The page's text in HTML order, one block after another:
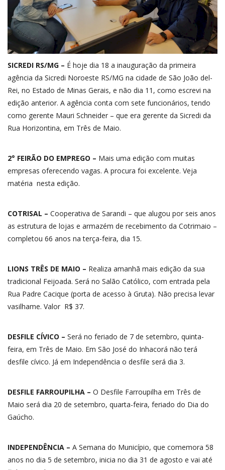
SICREDI RS/MG – É hoje dia 18 a inauguração da primeira
agência da Sicredi Noroeste RS/MG na cidade de São João del-
Rei, no Estado de Minas Gerais, e não dia 11, como escrevi na
edição anterior. A agência conta com sete funcionários, tendo
como gerente Mauri Schneider – que era gerente da Sicredi da
Rua Horizontina, em Três de Maio.
2° FEIRÃO DO EMPREGO – Mais uma edição com muitas
empresas oferecendo vagas. A procura foi excelente. Veja
matéria nesta edição.
COTRISAL – Cooperativa de Sarandi – que alugou por seis anos
as estrutura de lojas e armazém de recebimento da Cotrimaio –
completou 66 anos na terça-feira, dia 15.
LIONS TRÊS DE MAIO – Realiza amanhã mais edição da sua
tradicional Feijoada. Será no Salão Católico, com entrada pela
Rua Padre Cacique (porta de acesso à Gruta). Não precisa levar
vasilhame. Valor R$ 37.
DESFILE CÍVICO – Será no feriado de 7 de setembro, quinta-
feira, em Três de Maio. Em São José do Inhacorá não terá
desfile cívico. Já em Independência o desfile será dia 3.
DESFILE FARROUPILHA – O Desfile Farroupilha em Três de
Maio será dia 20 de setembro, quarta-feira, feriado do Dia do
Gaúcho.
INDEPENDÊNCIA – A Semana do Município, que comemora 58
anos no dia 5 de setembro, inicia no dia 31 de agosto e vai até